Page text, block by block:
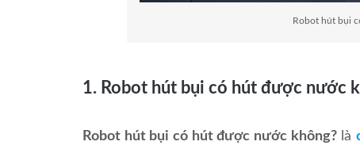
Robot hút bụi
1. Robot hút bụi có hút được nước
Robot hút bụi có hút được nước không?là